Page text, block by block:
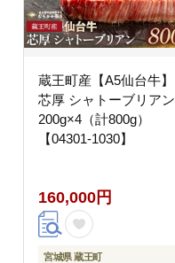
蔵王町産【A5仙台牛】
芯厚 シャトーブリアン
200g×4（計800g）
【04301-1030】
160,000円
宮城県 蔵王町